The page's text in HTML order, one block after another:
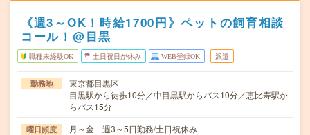
《週3～OK！時給1700円》ペットの飼育相談
コール！@目黒
職種未経験OK 土日祝日が休み WEB登録OK 派遣
勤務地
東京都目黒区
目黒駅から徒歩10分／中目黒駅からバス10分／恵比寿駅か
らバス15分
曜日頻度 月～金 週3～5日勤務/土日祝休み